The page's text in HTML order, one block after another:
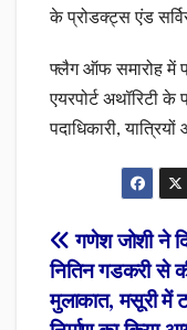
के प्रोडक्ट्स एंड
फ्लैग ऑफ समारोह में
एयरपोर्ट अथॉरिटी
पदाधिकारी,
Post
गणेश जोशी ने
नितिन गडकरी से
मुलाकात, मसूरी में